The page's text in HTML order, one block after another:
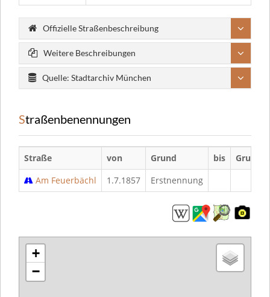
Offizielle Straßenbeschreibung
Weitere Beschreibungen
Quelle: Stadtarchiv München
Straßenbenennungen
Straße von Grund bis
Grund
Am Feuerbächl
1.7.1857 Erstnennung
+
−